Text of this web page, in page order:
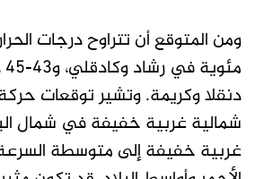
دنقلا وكريمة. وتشير توقعات حركة
شمالية غربية خفيفة في شمال
غربية خفيفة إلى متوسطة